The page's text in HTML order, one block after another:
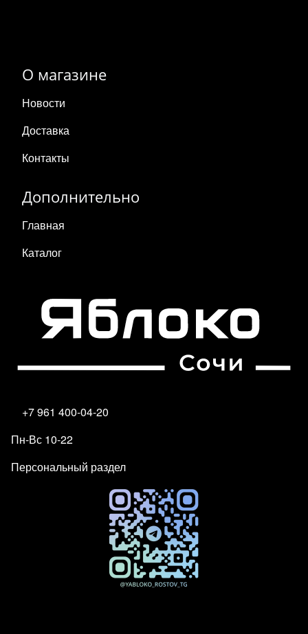
О магазине
Новости
Доставка
Контакты
Дополнительно
Главная
Каталог
+7 961 400-04-20
Пн-Вс 10-22
Персональный раздел